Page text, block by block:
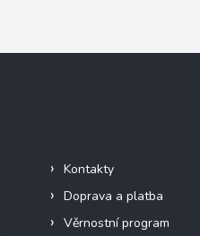
Kontakty
Doprava a platba
Věrnostní program